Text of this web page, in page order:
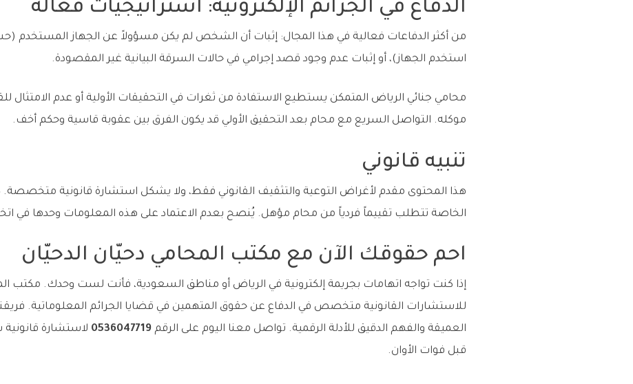
الدفاع في الجرائم الإلكترونية: استراتيجيات فعالة
من أكثر الدفاعات فعالية في هذا المجال: إثبات أن الشخص لم يكن مسؤولاً عن الجهاز
استخدم الجهاز)، أو إثبات عدم وجود قصد إجرامي في حالات السرقة البيانية غير المقصودة.
محامي جنائي الرياض المتمكن يستطيع الاستفادة من ثغرات في التحقيقات الأولية أو عدم الامتثال
موكله. التواصل السريع مع محام بعد التحقيق الأولي قد يكون الفرق بين عقوبة قاسية وحكم أخف.
تنبيه قانوني
هذا المحتوى مقدم لأغراض التوعية والتثقيف القانوني فقط، ولا يشكل استشارة قانونية متخصصة.
الخاصة تتطلب تقييماً فردياً من محام مؤهل. يُنصح بعدم الاعتماد على هذه المعلومات وحدها في
احم حقوقك الآن مع مكتب المحامي دحيّان الدحيّان
إذا كنت تواجه اتهامات بجريمة إلكترونية في الرياض أو مناطق السعودية، فأنت لست وحدك. مكتب
للاستشارات القانونية متخصص في الدفاع عن حقوق المتهمين في قضايا الجرائم المعلوماتية. فريقنا
العميقة والفهم الدقيق للأدلة الرقمية. تواصل معنا اليوم على الرقم 0536047719 لاستشارة
قبل فوات الأوان.